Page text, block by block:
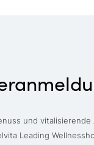
und
Leading